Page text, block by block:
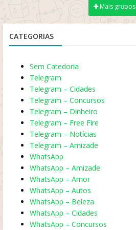
Mais grupos
CATEGORIAS
Sem Catedoria
Telegram
Telegram – Cidades
Telegram – Concursos
Telegram – Dinheiro
Telegram – Free Fire
Telegram – Notícias
Telegram – Amizade
WhatsApp
WhatsApp – Amizade
WhatsApp – Amor
WhatsApp – Autos
WhatsApp – Beleza
WhatsApp – Cidades
WhatsApp – Concursos